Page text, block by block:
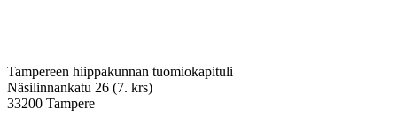
Tampereen hiippakunnan tuomiokapituli
Näsilinnankatu 26 (7. krs)
33200 Tampere